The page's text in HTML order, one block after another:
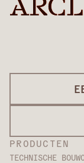
PRODUCTEN
TECHNISCHE